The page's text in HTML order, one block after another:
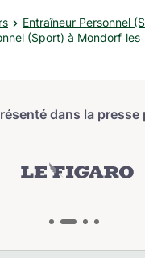
Entraîneur Personnel
(Sport) à
dans la presse